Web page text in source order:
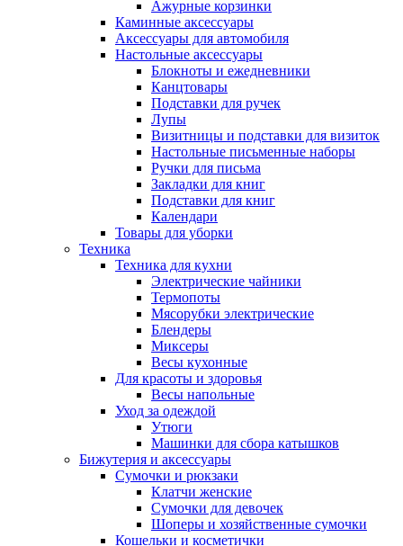
Ажурные корзинки
Каминные аксессуары
Аксессуары для автомобиля
Настольные аксессуары
Блокноты и ежедневники
Канцтовары
Подставки для ручек
Лупы
Визитницы и подставки для визиток
Настольные письменные наборы
Ручки для письма
Закладки для книг
Подставки для книг
Календари
Товары для уборки
Техника
Техника для кухни
Электрические чайники
Термопоты
Мясорубки электрические
Блендеры
Миксеры
Весы кухонные
Для красоты и здоровья
Весы напольные
Уход за одеждой
Утюги
Машинки для сбора катышков
Бижутерия и аксессуары
Сумочки и рюкзаки
Клатчи женские
Сумочки для девочек
Шоперы и хозяйственные сумочки
Кошельки и косметички